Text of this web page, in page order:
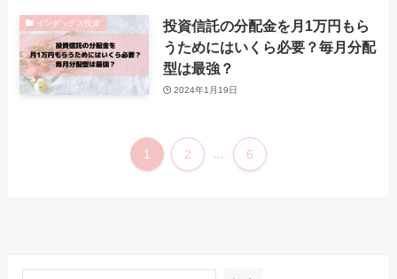
インデックス投資
投資信託の分配金を月1万円もら
うためにはいくら必要？毎月分配
型は最強？
2024年1月19日
1 2 6